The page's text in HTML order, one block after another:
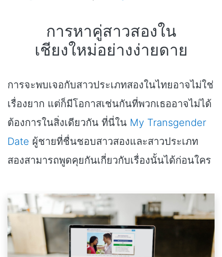
การหาคู่สาวสองใน
เชียงใหม่อย่างง่ายดาย
การจะพบเจอกับสาวประเภทสองในไทยอาจไม่ใช่
เรื่องยาก แต่ก็มีโอกาสเช่นกันที่พวกเธออาจไม่ได้
ต้องการในสิ่งเดียวกัน ที่นี่ใน My Transgender
Date ผู้ชายที่ชื่นชอบสาวสองและสาวประเภท
สองสามารถพูดคุยกันเกี่ยวกับเรื่องนั้นได้ก่อนใคร